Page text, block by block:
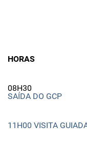
HORAS
08H30
SAÍDA DO GCP
11H00 VISITA